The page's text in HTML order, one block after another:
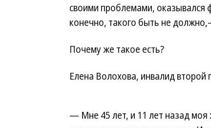
своими проблемами, оказывался
конечно, такого быть не
Почему же такое есть?
Елена Волохова, инвалид второй
— Мне 45 лет, и 11 лет назад моя